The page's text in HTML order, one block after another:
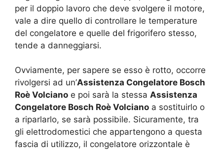
per il doppio lavoro che deve svolgere il motore,
vale a dire quello di controllare le temperature
del congelatore e quelle del frigorifero stesso,
tende a danneggiarsi.
Ovviamente, per sapere se esso è rotto, occorre
rivolgersi ad un’Assistenza Congelatore Bosch
Roè Volciano e poi sarà la stessa Assistenza
Congelatore Bosch Roè Volciano a sostituirlo o
a riparlarlo, se sarà possibile. Sicuramente, tra
gli elettrodomestici che appartengono a questa
fascia di utilizzo, il congelatore orizzontale è